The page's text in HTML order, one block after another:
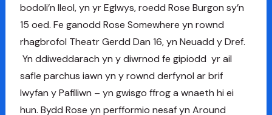
bodoli’n lleol, yn yr Eglwys, roedd Rose Burgon sy’n
15 oed. Fe ganodd Rose Somewhere yn rownd
rhagbrofol Theatr Gerdd Dan 16, yn Neuadd y Dref.
Yn ddiweddarach yn y diwrnod fe gipiodd yr ail
safle parchus iawn yn y rownd derfynol ar brif
lwyfan y Pafiliwn – yn gwisgo ffrog a wnaeth hi ei
hun. Bydd Rose yn perfformio nesaf yn Around